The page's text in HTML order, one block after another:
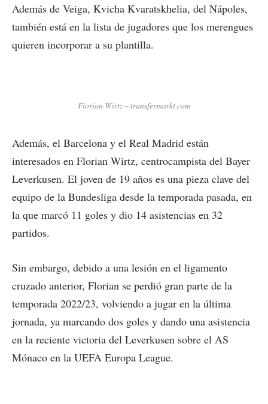
Además de Veiga, Kvicha Kvaratskhelia, del Nápoles,
también está en la lista de jugadores que los merengues
quieren incorporar a su plantilla.
Florian Wirtz – transfermarkt.com
Además, el Barcelona y el Real Madrid están
interesados en Florian Wirtz, centrocampista del Bayer
Leverkusen. El joven de 19 años es una pieza clave del
equipo de la Bundesliga desde la temporada pasada, en
la que marcó 11 goles y dio 14 asistencias en 32
partidos.
Sin embargo, debido a una lesión en el ligamento
cruzado anterior, Florian se perdió gran parte de la
temporada 2022/23, volviendo a jugar en la última
jornada, ya marcando dos goles y dando una asistencia
en la reciente victoria del Leverkusen sobre el AS
Mónaco en la UEFA Europa League.